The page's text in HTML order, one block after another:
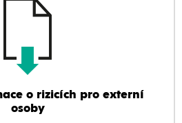
o rizicích pro externí
osoby